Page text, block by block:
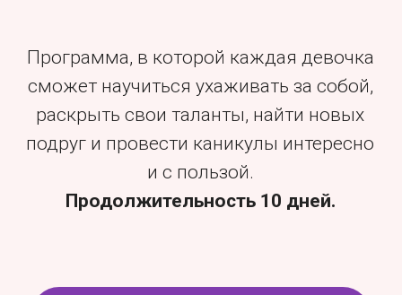
и с пользой.
Узнать расписание и стоимость